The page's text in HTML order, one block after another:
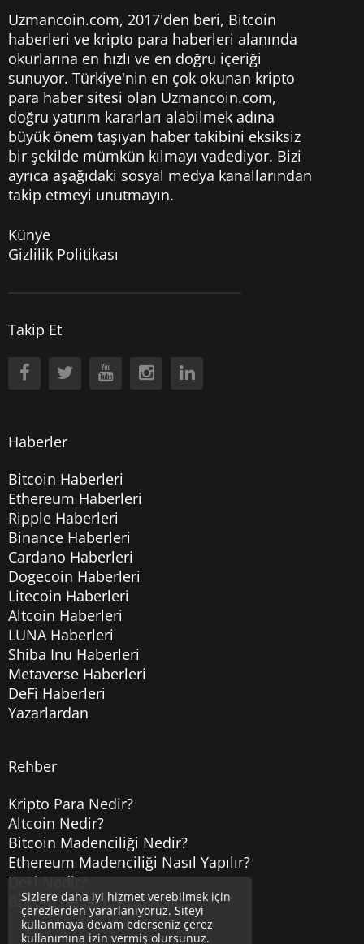
Uzmancoin.com, 2017'den beri, Bitcoin
haberleri ve kripto para haberleri alanında
okurlarına en hızlı ve en doğru içeriği
sunuyor. Türkiye'nin en çok okunan kripto
para haber sitesi olan Uzmancoin.com,
doğru yatırım kararları alabilmek adına
büyük önem taşıyan haber takibini eksiksiz
bir şekilde mümkün kılmayı vadediyor. Bizi
ayrıca aşağıdaki sosyal medya kanallarından
takip etmeyi unutmayın.
Künye
Gizlilik Politikası
Takip Et
Haberler
Bitcoin Haberleri
Ethereum Haberleri
Ripple Haberleri
Binance Haberleri
Cardano Haberleri
Dogecoin Haberleri
Litecoin Haberleri
Altcoin Haberleri
LUNA Haberleri
Shiba Inu Haberleri
Metaverse Haberleri
DeFi Haberleri
Yazarlardan
Rehber
Kripto Para Nedir?
Altcoin Nedir?
Bitcoin Madenciliği Nedir?
Ethereum Madenciliği Nasıl Yapılır?
DeFi Nedir?
Bitcoin Hesabı Nasıl Açılır?
Sizlere daha iyi hizmet verebilmek için
çerezlerden yararlanıyoruz. Siteyi
kullanmaya devam ederseniz çerez
kullanımına izin vermiş olursunuz.